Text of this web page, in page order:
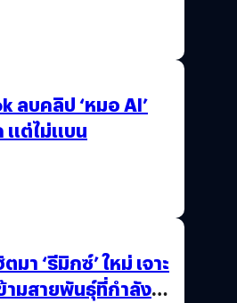
ลบคลิป ‘หมอ AI’
แต่ไม่แบน
า ‘รีมิกซ์’ ใหม่ เจาะ
มสายพันธุ์ที่กำลัง